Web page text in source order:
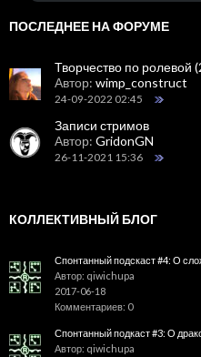
ПОСЛЕДНЕЕ НА ФОРУМЕ
Творчество по ролевой
Автор: wimp_construct
24-09-2022 02:45
Записи стримов
Автор: GridonGN
26-11-2021 15:36
КОЛЛЕКТИВНЫЙ БЛОГ
Спонтанный подскаст #4: О
Автор: qiwichupa
2017-06-18
Комментариев: 0
Спонтанный подкаст #3: О
Автор: qiwichupa